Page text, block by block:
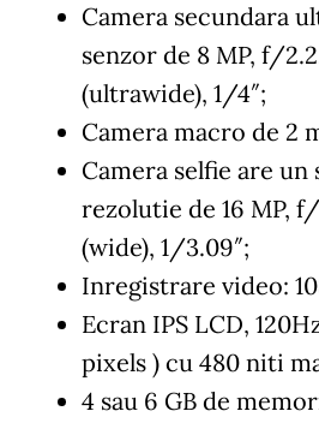
Camera secundara
senzor de 8 MP, f/
(ultrawide), 1/4″;
Camera macro de 2
Camera selfie are un
rezolutie de 16 MP,
(wide), 1/3.09″;
Inregistrare video:
Ecran IPS LCD,
pixels ) cu 480 niti
4 sau 6 GB de